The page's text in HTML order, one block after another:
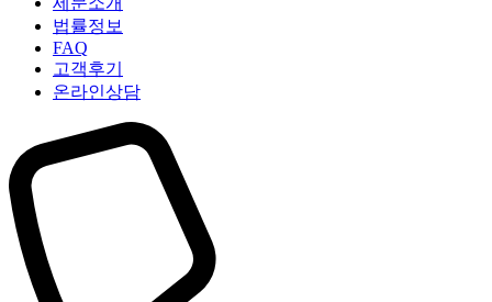
법률정보
FAQ
고객후기
온라인상담